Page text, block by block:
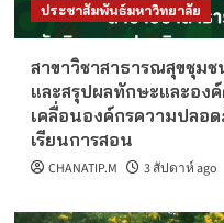
ประชาสัมพันธ์มหาวิทยาลัย
สาขาวิชาสาธารณสุขชุม
และสรุปผลทักษะและอง
เคลื่อนองค์กรความปลอ
เรียนการสอน
CHANATIP.M 3 สัปดาห์ ago